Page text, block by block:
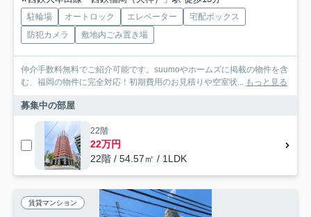
駐輪場 オートロック エレベーター
宅配ボックス
防犯カメラ
敷地内ごみ置き場
仲介手数料無料でご紹介可能です。suumoやホームズに掲載の物件を含
む、福岡の物件に完全対応！初期費用のお見積りや空室状... もっと見る
募集中の部屋
22階
22万円
22階 / 54.57㎡ / 1LDK
賃貸マンション